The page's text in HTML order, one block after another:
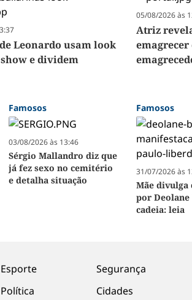
Leonardo usam look
e dividem
05/08/2026 às
Atriz
emagrecer
Famosos
03/08/2026 às 13:46
Sérgio Mallandro diz que
já fez sexo no cemitério
e detalha situação
Famosos
31/07/2026 às
Mãe divulga
por Deolane
cadeia: leia
Esporte
Política
Segurança
Cidades